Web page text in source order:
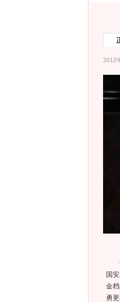
2012
搜
国
金
勇